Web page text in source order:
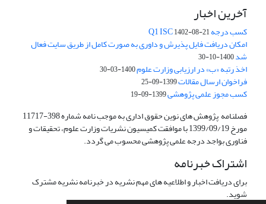
آخرین اخبار
کسب درجه Q1 ISC1402-08-21
امکان دریافت فایل پذیرش و داوری به صورت کامل از طریق سایت فعال
شد1400-10-30
اخذ رتبه «ب» در ارزیابی وزارت علوم1400-03-30
فراخوان ارسال مقالات1399-09-25
کسب مجوز علمی پژوهشی1399-09-19
فصلنامه پژوهش های نوین حقوق اداری به موجب نامه شماره 398-11717
مورخ 1399/09/19 با موافقت کمیسیون نشریات وزارت علوم، تحقیقات و
فناوری بواجد درجه علمی پژوهشی محسوب می گردد.
اشتراک خبرنامه
برای دریافت اخبار و اطلاعیه های مهم نشریه در خبرنامه نشریه مشترک
شوید.